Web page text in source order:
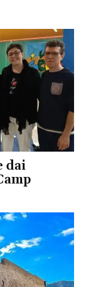
dai